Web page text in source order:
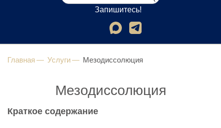
Запишитесь!
Главная Услуги Мезодиссолюция
Мезодиссолюция
Краткое содержание